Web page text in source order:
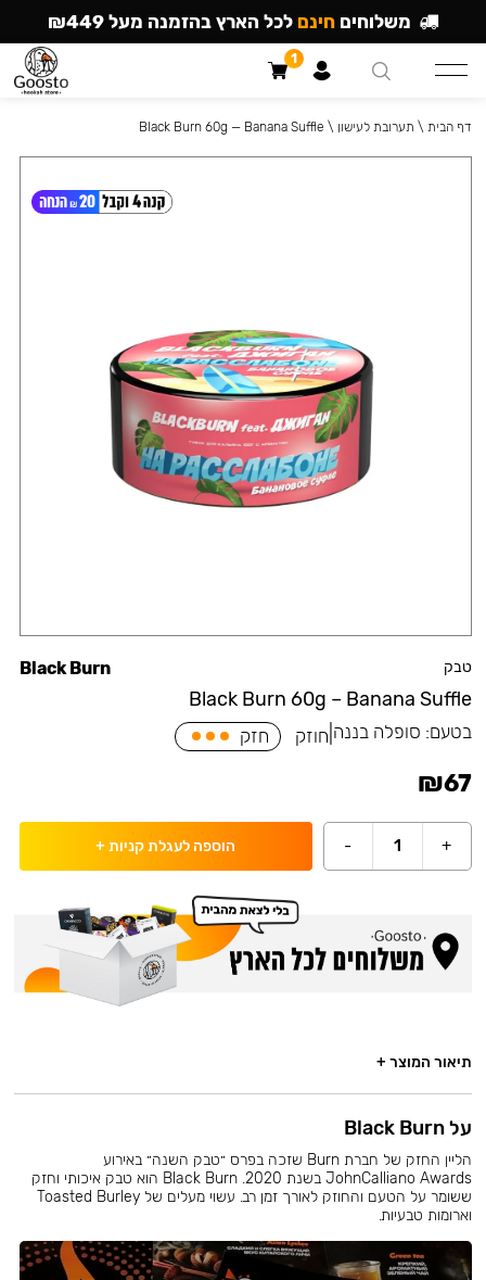
טבק
Black Burn 60g – Banana Suffle
Black Burn
בטעם: סופלה בננה חוזק חזק
₪67
+
1
- הוספה לעגלת קניות +
דף הבית \ תערובת לעישון \
Black Burn 60g — Banana Suffle
תיאור המוצר +
על Black Burn
הליין החזק של חברת Burn שזכה בפרס ״טבק השנה״ באירוע
JohnCalliano Awards בשנת 2020. Black Burn הוא טבק איכותי וחזק
ששומר על הטעם והחוזק לאורך זמן רב. עשוי מעלים של Toasted Burley
וארומות טבעיות.
משלוחים חינם לכל הארץ בהזמנה מעל ₪449
1